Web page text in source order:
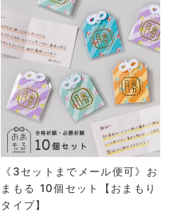
《3セットまでメール便可》お
まもる 10個セット【おまもり
タイプ】